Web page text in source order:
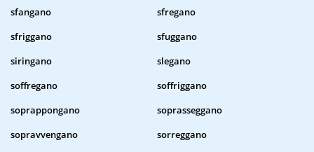
sfangano
sfregano
sfriggano
sfuggano
siringano
slegano
soffregano
soffriggano
soprappongano
soprasseggano
sopravvengano
sorreggano